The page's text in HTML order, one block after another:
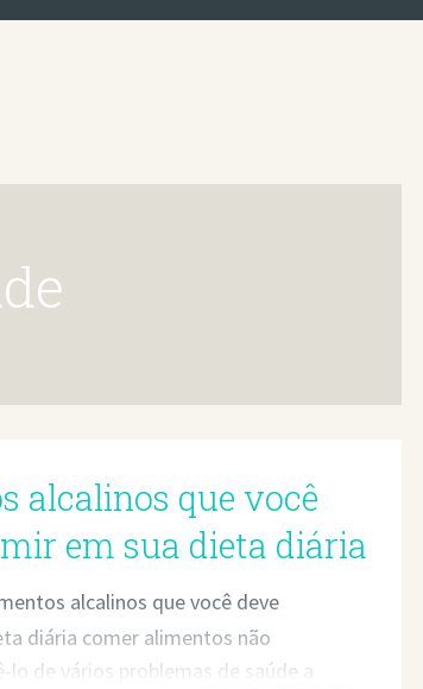
alcalinos que você
em sua dieta diária
alcalinos que você deve
diária comer alimentos não
lo de vários problemas de saúde a